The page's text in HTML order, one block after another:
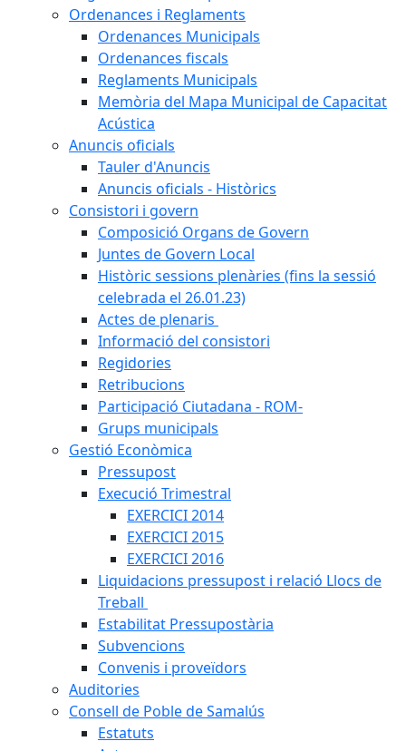
Ordenances i Reglaments
Ordenances Municipals
Ordenances fiscals
Reglaments Municipals
Memòria del Mapa Municipal de Capacitat
Acústica
Anuncis oficials
Tauler d'Anuncis
Anuncis oficials - Històrics
Consistori i govern
Composició Organs de Govern
Juntes de Govern Local
Històric sessions plenàries (fins la sessió
celebrada el 26.01.23)
Actes de plenaris
Informació del consistori
Regidories
Retribucions
Participació Ciutadana - ROM-
Grups municipals
Gestió Econòmica
Pressupost
Execució Trimestral
EXERCICI 2014
EXERCICI 2015
EXERCICI 2016
Liquidacions pressupost i relació Llocs de
Treball
Estabilitat Pressupostària
Subvencions
Convenis i proveïdors
Auditories
Consell de Poble de Samalús
Estatuts